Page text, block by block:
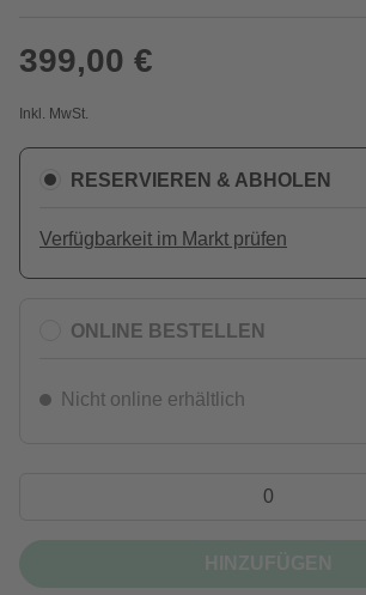
399,00 €
Inkl. MwSt.
RESERVIEREN & ABHOLEN
Verfügbarkeit im Markt prüfen
ONLINE BESTELLEN
Nicht online erhältlich